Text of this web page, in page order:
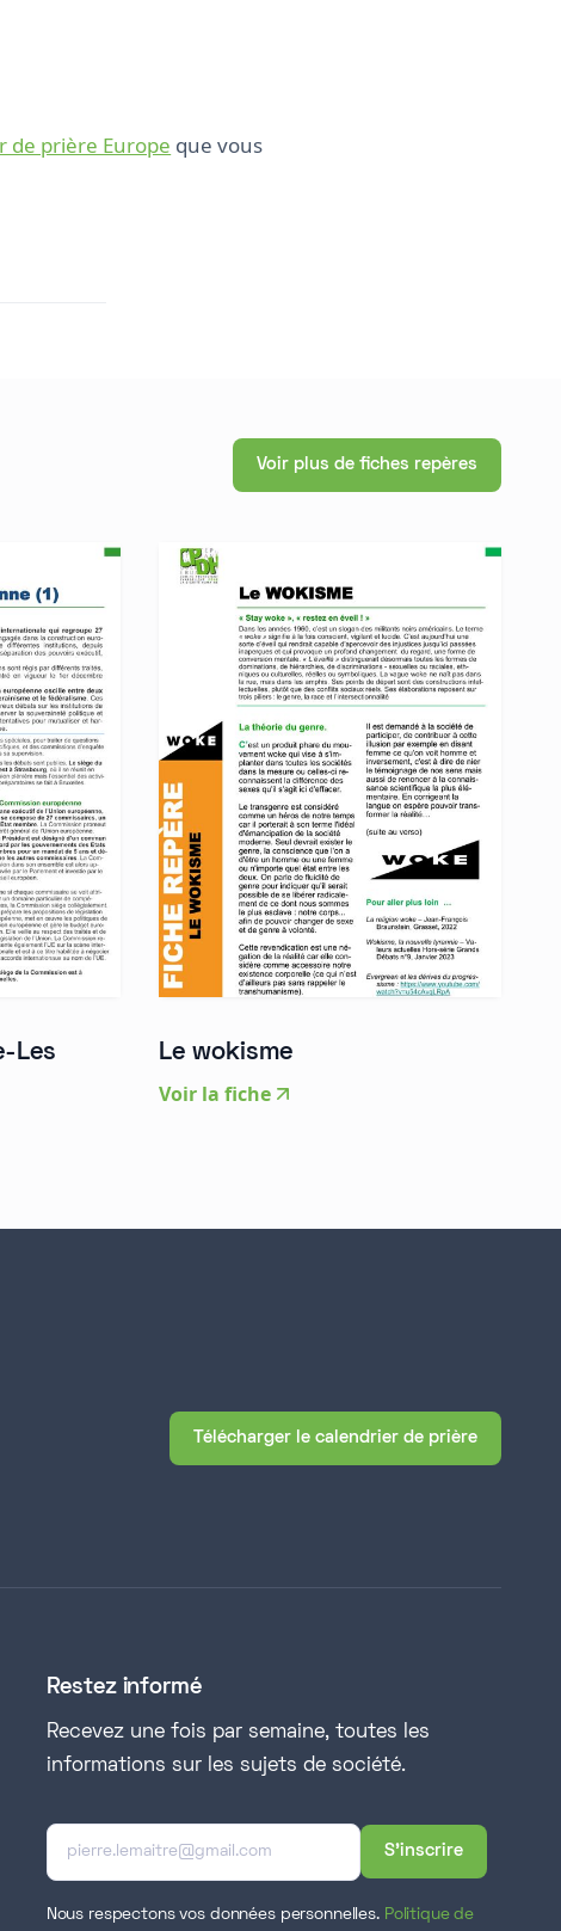
de prière Europe que vous
Voir plus de fiches repères
Les
Le wokisme
Voir la fiche
Télécharger le calendrier de prière
Restez informé
Recevez une fois par semaine, toutes les
informations sur les sujets de société.
Nous respectons vos données personnelles. Politique de